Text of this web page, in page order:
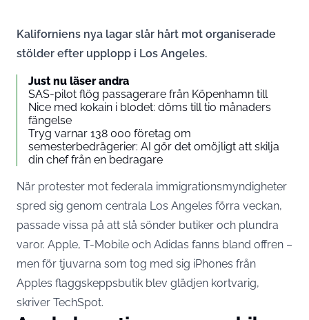
Kaliforniens nya lagar slår hårt mot organiserade
stölder efter upplopp i Los Angeles.
Just nu läser andra
SAS-pilot flög passagerare från Köpenhamn till
Nice med kokain i blodet: döms till tio månaders
fängelse
Tryg varnar 138 000 företag om
semesterbedrägerier: AI gör det omöjligt att skilja
din chef från en bedragare
När protester mot federala immigrationsmyndigheter
spred sig genom centrala Los Angeles förra veckan,
passade vissa på att slå sönder butiker och plundra
varor. Apple, T-Mobile och Adidas fanns bland offren –
men för tjuvarna som tog med sig iPhones från
Apples flaggskeppsbutik blev glädjen kortvarig,
skriver TechSpot.